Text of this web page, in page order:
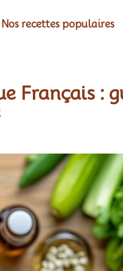
Nos recettes populaires
Français :